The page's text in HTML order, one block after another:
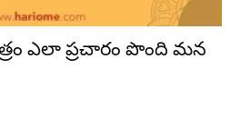
ఎలా ప్రచారం పొంది మన